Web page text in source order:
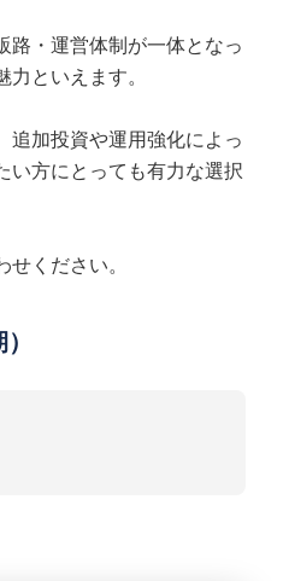
路・運営体制が一体となっ
力といえます。
追加投資や運用強化によっ
い方にとっても有力な選択
せください。